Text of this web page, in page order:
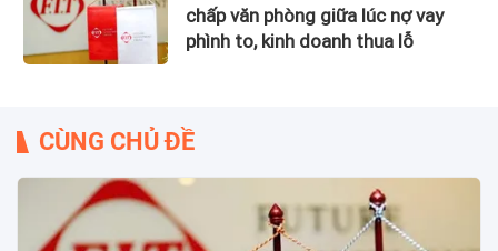
chấp văn phòng giữa lúc nợ vay
phình to, kinh doanh thua lỗ
CÙNG CHỦ ĐỀ